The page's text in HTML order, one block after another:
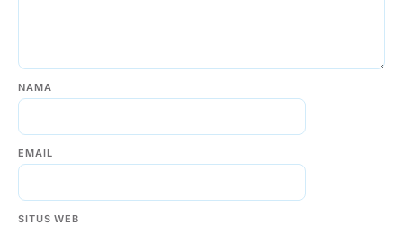
NAMA
EMAIL
SITUS WEB